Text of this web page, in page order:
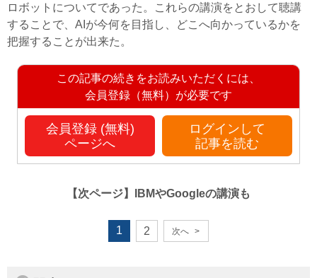
ロボットについてであった。これらの講演をとおして聴講
することで、AIが今何を目指し、どこへ向かっているかを
把握することが出来た。
この記事の続きをお読みいただくには、
会員登録（無料）が必要です
会員登録 (無料)
ページへ
ログインして
記事を読む
【次ページ】 IBMやGoogleの講演も
1 2 次へ >